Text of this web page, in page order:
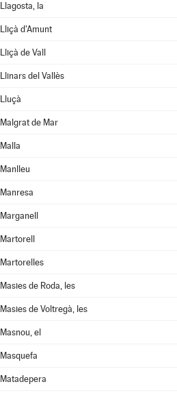
Llagosta, la
Lliçà d'Amunt
Lliçà de Vall
Llinars del Vallès
Lluçà
Malgrat de Mar
Malla
Manlleu
Manresa
Marganell
Martorell
Martorelles
Masies de Roda, les
Masies de Voltregà, les
Masnou, el
Masquefa
Matadepera